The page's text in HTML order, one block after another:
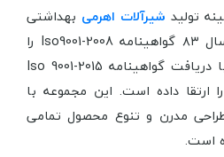
تولید شیرآلات اهرمی بهداشتی
از سال ۸۲ آغاز کرده و در سال ۸۳ گواهینامه Iso9001-2008 را
دریافت کرده و در سال ۹۷ با دریافت گواهینامه Iso 9001-2015
داده است. این مجموعه با
مدرن و تنوع محصول تمامی
است.